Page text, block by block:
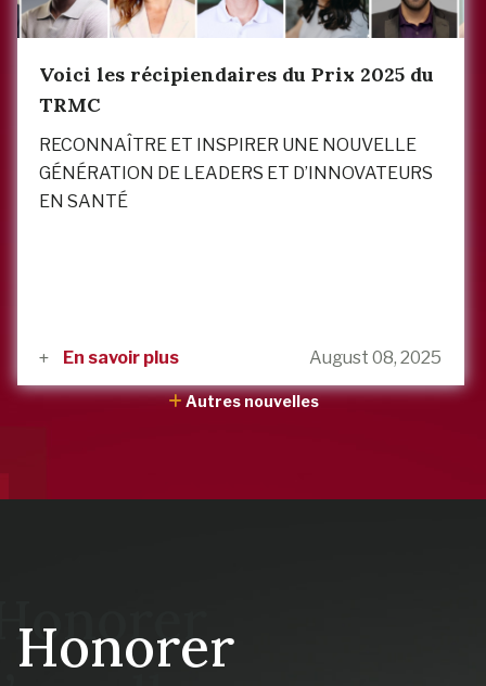
Voici les récipiendaires du Prix 2025 du
TRMC
RECONNAÎTRE ET INSPIRER UNE NOUVELLE
GÉNÉRATION DE LEADERS ET D’INNOVATEURS
EN SANTÉ
En savoir plus August 08, 2025
Autres nouvelles
Honorer